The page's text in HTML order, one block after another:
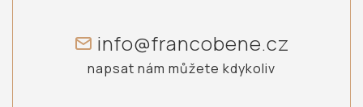
info@francobene.cz
napsat nám můžete kdykoliv